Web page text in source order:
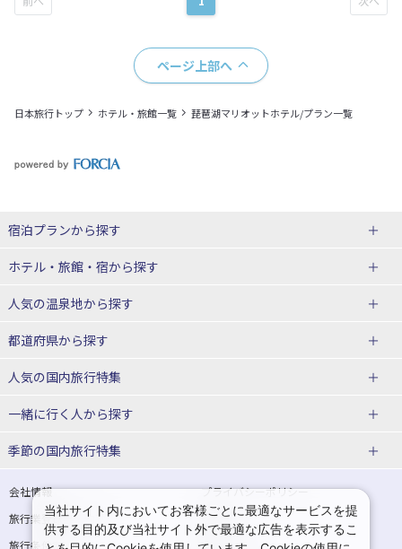
ページ上部へ
日本旅行トップ ホテル・旅館一覧 琵琶湖マリオットホテル/プラン一覧
宿泊プランから探す
北海道
東北
青森県
宮城県
山形県
関東
埼玉県 千葉県
ホテル・旅館・宿から探す
北海道ホテル・旅館
青森県ホテル・旅館
宮城県ホテル・旅館
山形県ホテル・旅館
東京都ホテル・旅館 神奈川県ホテル・旅館
人気の温泉地から探す
北海道
湯の川温泉(北海道)
十勝川温泉(北海道)
洞爺湖温泉(北海道)
層雲峡温泉(北海道)
東北
都道府県から探す
北海道旅行・ツアー
東北
青森旅行・ツアー 岩手旅行・ツアー
宮城旅行・ツアー 秋田旅行・ツアー
人気の国内旅行特集
東京ディズニーリゾート®への旅
ユニバーサル・スタジオ・ジャパ
一緒に行く人から探す
一人旅 国内版
カップル・夫婦旅行 国内版 女子旅 国内版
卒業旅行・学生旅行 国内版
季節の国内旅行特集
桜・お花見特集
ゴールデンウィーク（GW）の国内
旅行
夏休み・お盆の国内旅行 7月の国内旅行
会社情報
プライバシーポリシー
旅行業登録票・約款
規約集
旅行条件書
商標について
当社サイト内においてお客様ごとに最適なサービスを提
供する目的及び当社サイト外で最適な広告を表示するこ